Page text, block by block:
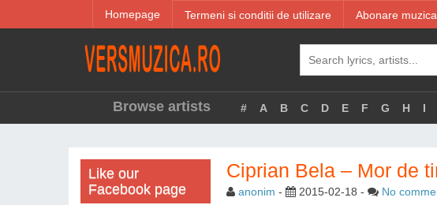
Homepage Termeni si conditii de utilizare Abonare
Browse artists # A B C D E F G H I
Like our
Facebook page
Ciprian Bela – Mor de
anonim - 2015-02-18 - No